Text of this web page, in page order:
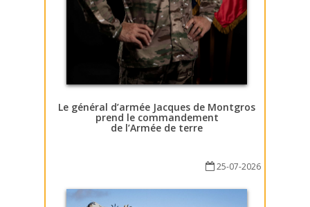
Le général d’armée Jacques de Montgros
prend le commandement
de l’Armée de terre
25-07-2026